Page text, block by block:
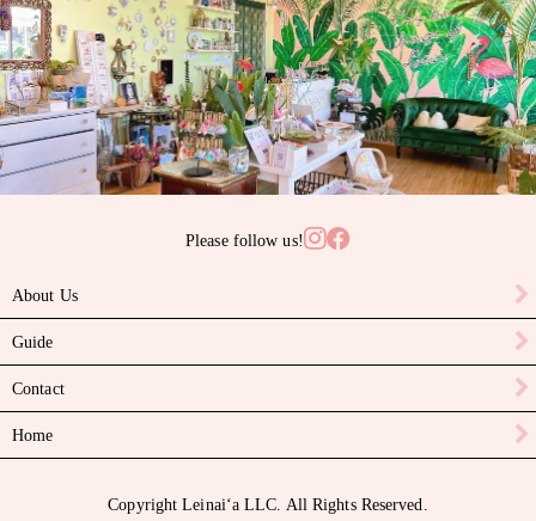
サンゴ
サンライズシェル
スワロフスキークリスタル
ターコイズ
ハーキマーダイヤモンド
パール
ピカケビーズ
Please follow us!
About Us
Guide
Contact
Home
Copyright Leinaiʻa LLC. All Rights Reserved.